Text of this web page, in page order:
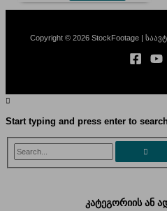
Copyright © 2026 StockFootage |
Start typing and press enter to
Search...
კატეგორიის ან